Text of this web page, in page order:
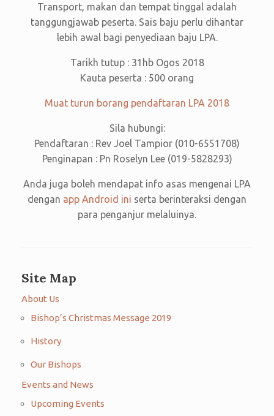
Transport, makan dan tempat tinggal adalah
tanggungjawab peserta. Sais baju perlu dihantar
lebih awal bagi penyediaan baju LPA.
Tarikh tutup : 31hb Ogos 2018
Kauta peserta : 500 orang
Muat turun borang pendaftaran LPA 2018
Sila hubungi:
Pendaftaran : Rev Joel Tampior (010-6551708)
Penginapan : Pn Roselyn Lee (019-5828293)
Anda juga boleh mendapat info asas mengenai LPA
dengan app Android ini serta berinteraksi dengan
para penganjur melaluinya.
Site Map
About Us
Bishop’s Christmas Message 2019
History
Our Bishops
Events and News
Upcoming Events